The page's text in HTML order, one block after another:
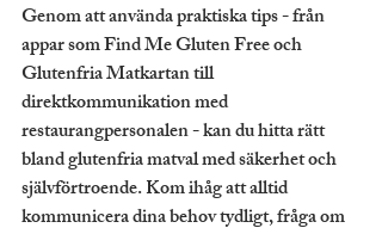
Genom att använda praktiska tips - från
appar som Find Me Gluten Free och
Glutenfria Matkartan till
direktkommunikation med
restaurangpersonalen - kan du hitta rätt
bland glutenfria matval med säkerhet och
självförtroende. Kom ihåg att alltid
kommunicera dina behov tydligt, fråga om